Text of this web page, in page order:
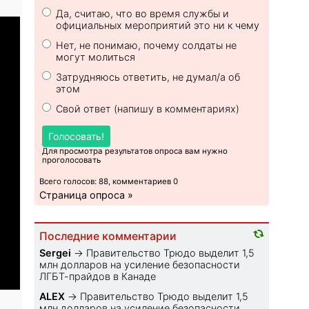
Да, считаю, что во время службы и
официальных мероприятий это ни к чему
Нет, не понимаю, почему солдаты не
могут молиться
Затрудняюсь ответить, не думал/а об
этом
Свой ответ (напишу в комментариях)
Голосовать!
Для просмотра результатов опроса вам нужно
проголосовать
Всего голосов: 88, комментариев 0
Страница опроса »
Последние комментарии
Sеrgei → Правительство Трюдо выделит 1,5
млн долларов на усиление безопасности
ЛГБТ-прайдов в Канаде
ALEX → Правительство Трюдо выделит 1,5